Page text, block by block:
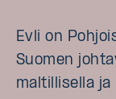
Evli on
Suomen
maltillisella